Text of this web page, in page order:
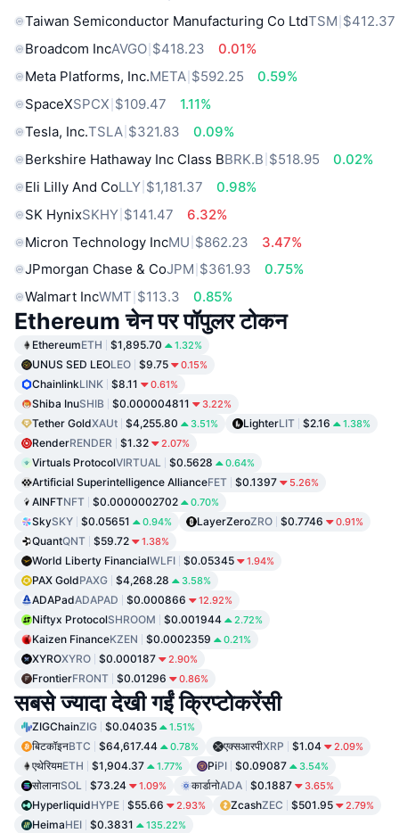
Taiwan Semiconductor Manufacturing Co LtdTSM $412.37
Broadcom IncAVGO $418.23
0.01%
Meta Platforms, Inc.META $592.25
0.59%
SpaceXSPCX $109.47
1.11%
Tesla, Inc.TSLA $321.83
0.09%
Berkshire Hathaway Inc Class BBRK.B $518.95
0.02%
Eli Lilly And CoLLY $1,181.37
0.98%
SK HynixSKHY $141.47
6.32%
Micron Technology IncMU $862.23
3.47%
JPmorgan Chase & CoJPM $361.93
0.75%
Walmart IncWMT $113.3 0.85%
Ethereum चेन पर पॉपुलर टोकन
EthereumETH $1,895.70 1.32%
UNUS SED LEOLEO $9.75 0.15%
ChainlinkLINK $8.11 0.61%
Shiba InuSHIB $0.000004811 3.22%
Tether GoldXAUt $4,255.80 3.51% LighterLIT $2.16 1.38%
RenderRENDER $1.32 2.07%
Virtuals ProtocolVIRTUAL $0.5628 0.64%
Artificial Superintelligence AllianceFET $0.1397 5.26%
AINFTNFT $0.0000002702 0.70%
SkySKY $0.05651 0.94% LayerZeroZRO $0.7746 0.91%
QuantQNT $59.72 1.38%
World Liberty FinancialWLFI $0.05345 1.94%
PAX GoldPAXG $4,268.28 3.58%
ADAPadADAPAD $0.000866 12.92%
Niftyx ProtocolSHROOM $0.001944 2.72%
Kaizen FinanceKZEN $0.0002359 0.21%
XYROXYRO $0.000187 2.90%
FrontierFRONT $0.01296 0.86%
सबसे ज्यादा देखी गईं क्रिप्टोकरेंसी
ZIGChainZIG $0.04035 1.51%
बिटकॉइनBTC $64,617.44 0.78% एक्सआरपीXRP $1.04 2.09%
एथेरियमETH $1,904.37 1.77% PiPI $0.09087 3.54%
सोलानाSOL $73.24 1.09% कार्डानोADA $0.1887 3.65%
HyperliquidHYPE $55.66 2.93% ZcashZEC $501.95 2.79%
HeimaHEI $0.3831 135.22%